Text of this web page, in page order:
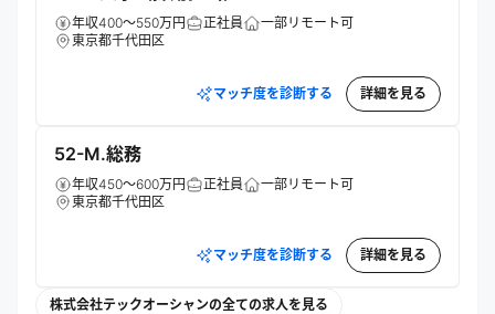
年収400～550万円 正社員
一部リモート可
東京都千代田区
マッチ度を診断する 詳細を見る
52-M.総務
年収450～600万円 正社員
一部リモート可
東京都千代田区
マッチ度を診断する 詳細を見る
株式会社テックオーシャンの全ての求人を見る